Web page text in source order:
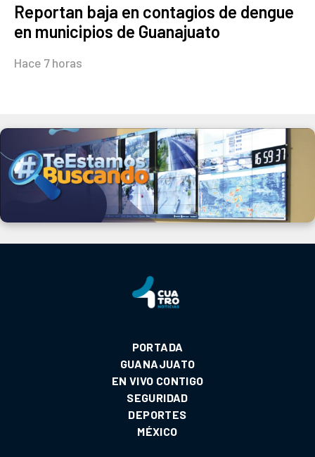
Reportan baja en contagios de dengue
en municipios de Guanajuato
Hace 7 horas
PORTADA
GUANAJUATO
EN VIVO CONTIGO
SEGURIDAD
DEPORTES
MÉXICO